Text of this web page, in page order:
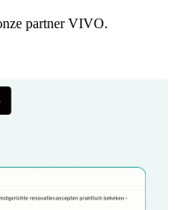
partner VIVO.